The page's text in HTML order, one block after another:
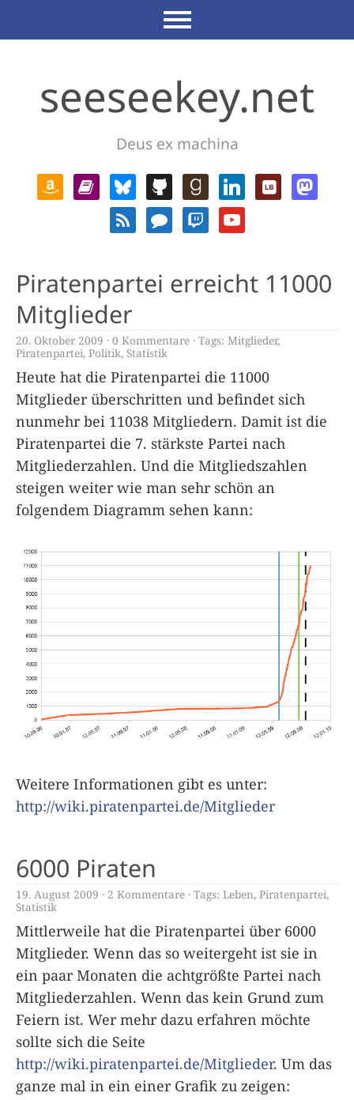
seeseekey.net
Deus ex machina
Piratenpartei erreicht 11000
Mitglieder
20. Oktober 2009 0 Kommentare Tags: Mitglieder,
Piratenpartei, Politik, Statistik
Heute hat die Piratenpartei die 11000
Mitglieder überschritten und befindet sich
nunmehr bei 11038 Mitgliedern. Damit ist die
Piratenpartei die 7. stärkste Partei nach
Mitgliederzahlen. Und die Mitgliedszahlen
steigen weiter wie man sehr schön an
folgendem Diagramm sehen kann:
Weitere Informationen gibt es unter:
http://wiki.piratenpartei.de/Mitglieder
6000 Piraten
19. August 2009 2 Kommentare Tags: Leben, Piratenpartei,
Statistik
Mittlerweile hat die Piratenpartei über 6000
Mitglieder. Wenn das so weitergeht ist sie in
ein paar Monaten die achtgrößte Partei nach
Mitgliederzahlen. Wenn das kein Grund zum
Feiern ist. Wer mehr dazu erfahren möchte
sollte sich die Seite
http://wiki.piratenpartei.de/Mitglieder. Um das
ganze mal in ein einer Grafik zu zeigen: